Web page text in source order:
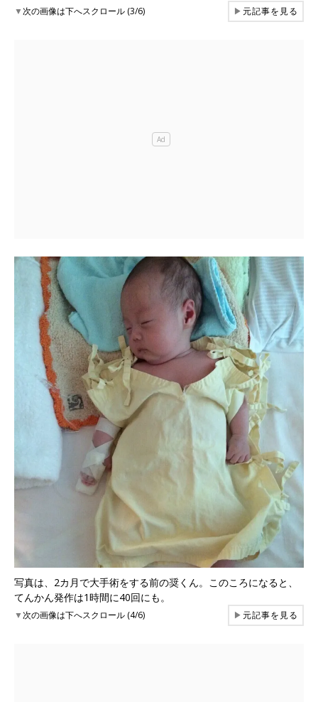
▼次の画像は下へスクロール (3/6) ▶元記事を見る
写真は、2カ月で大手術をする前の奨くん。このころになると、
てんかん発作は1時間に40回にも。
▼次の画像は下へスクロール (4/6) ▶元記事を見る